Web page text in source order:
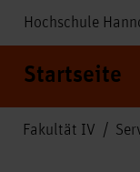
Hochschule
Startseite
Fakultät IV